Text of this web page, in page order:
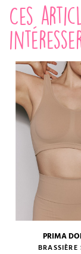
Ces
PRIMA
BRASSIÈRE